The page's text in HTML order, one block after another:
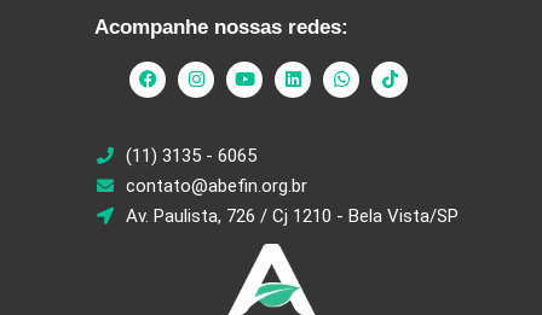
Acompanhe nossas redes:
(11) 3135 - 6065
contato@abefin.org.br
Av. Paulista, 726 / Cj 1210 - Bela Vista/SP